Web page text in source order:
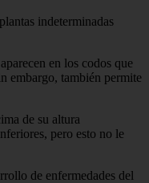
indeterminadas
en los codos que
embargo, también permite
de su altura
pero esto no le
de enfermedades del